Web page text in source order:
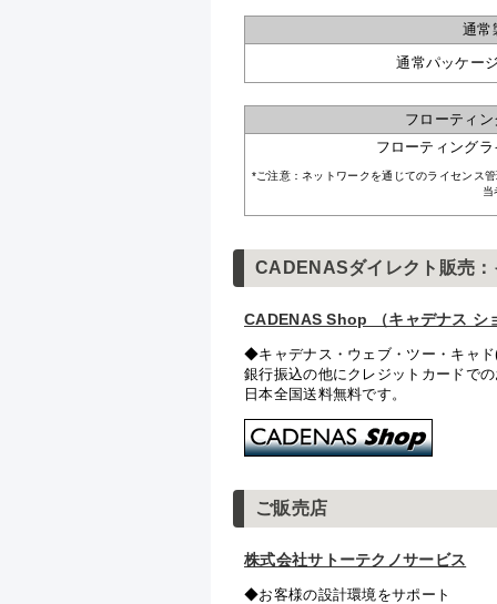
通
通常パッケー
フローティ
フローティング
*ご注意：ネットワークを通じてのライセンス
当
CADENASダイレクト販売
CADENAS Shop （キャデナス シ
◆キャデナス・ウェブ・ツー・キャ
銀行振込の他にクレジットカードで
日本全国送料無料です。
ご販売店
株式会社サトーテクノサービス
◆お客様の設計環境をサポート